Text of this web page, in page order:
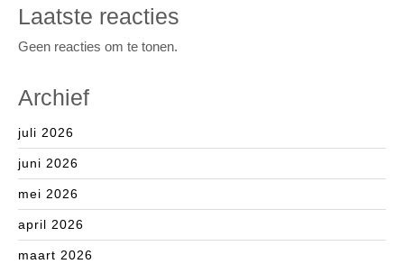
Laatste reacties
Geen reacties om te tonen.
Archief
juli 2026
juni 2026
mei 2026
april 2026
maart 2026